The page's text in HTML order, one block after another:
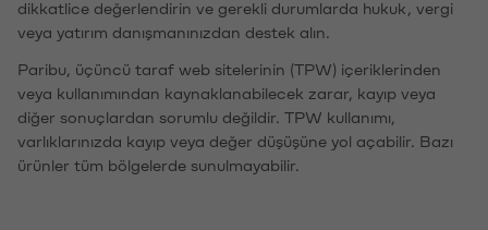
dikkatlice değerlendirin ve gerekli durumlarda hukuk, vergi
veya yatırım danışmanınızdan destek alın.
Paribu, üçüncü taraf web sitelerinin (TPW) içeriklerinden
veya kullanımından kaynaklanabilecek zarar, kayıp veya
diğer sonuçlardan sorumlu değildir. TPW kullanımı,
varlıklarınızda kayıp veya değer düşüşüne yol açabilir. Bazı
ürünler tüm bölgelerde sunulmayabilir.